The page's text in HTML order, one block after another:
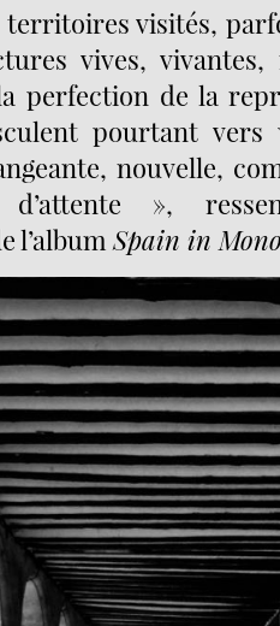
territoires visités,
vives, vivantes,
perfection de la
pourtant
nouvelle,
d’attente »,
l’albumSpain in